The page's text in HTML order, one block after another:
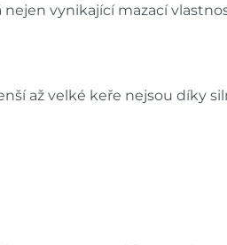
vynikající mazací
až velké keře nejsou díky